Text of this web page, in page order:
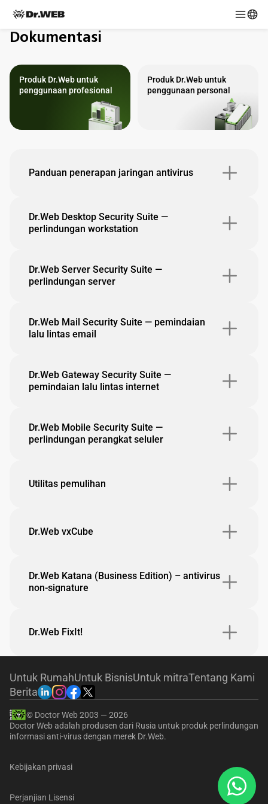
Dokumentasi
Produk Dr.Web untuk
penggunaan profesional
Produk Dr.Web untuk
penggunaan personal
Panduan penerapan jaringan antivirus
Dr.Web Desktop Security Suite —
perlindungan workstation
Dr.Web Server Security Suite —
perlindungan server
Dr.Web Mail Security Suite — pemindaian
lalu lintas email
Dr.Web Gateway Security Suite —
pemindaian lalu lintas internet
Dr.Web Mobile Security Suite —
perlindungan perangkat seluler
Utilitas pemulihan
Dr.Web vxCube
Dr.Web Katana (Business Edition) – antivirus
non-signature
Dr.Web FixIt!
Untuk RumahUntuk Bisnis
Berita
Untuk mitraTentang Kami
© Doctor Web 2003 — 2026
Doctor Web adalah produsen dari Rusia untuk produk perlindungan
informasi anti-virus dengan merek Dr.Web.
Kebijakan privasi
Perjanjian Lisensi